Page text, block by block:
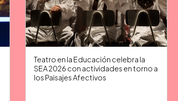
Teatro en la Educación celebra la
SEA 2026 con actividades en torno a
los Paisajes Afectivos